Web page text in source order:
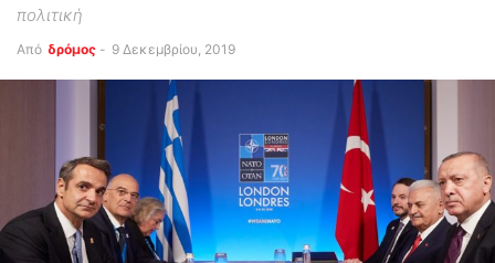
πολιτική
Από δρόμος - 9 Δεκεμβρίου, 2019